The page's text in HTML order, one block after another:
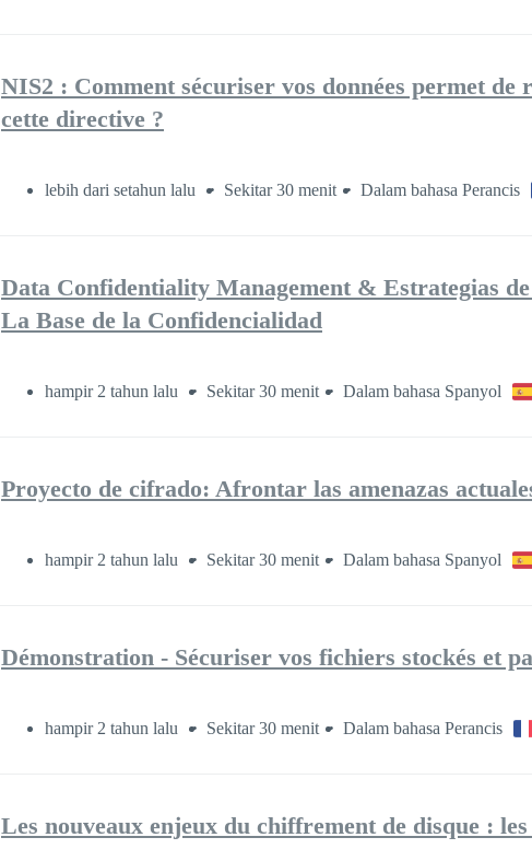
NIS2 : Comment sécuriser vos données permet de
cette directive ?
lebih dari setahun lalu Sekitar 30 menit Dalam bahasa Perancis
Data Confidentiality Management & Estrategias
La Base de la Confidencialidad
hampir 2 tahun lalu Sekitar 30 menit Dalam bahasa Spanyol
Proyecto de cifrado: Afrontar las amenazas
hampir 2 tahun lalu Sekitar 30 menit Dalam bahasa Spanyol
Démonstration - Sécuriser vos fichiers stockés et
hampir 2 tahun lalu Sekitar 30 menit Dalam bahasa Perancis
Les nouveaux enjeux du chiffrement de disque :